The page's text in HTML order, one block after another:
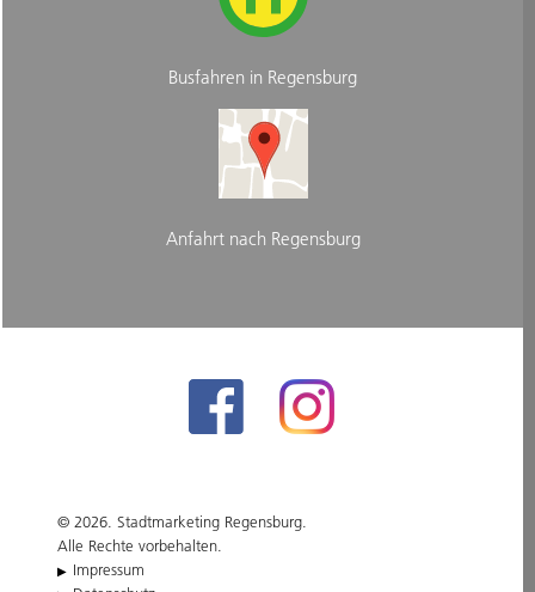
Busfahren in Regensburg
Anfahrt nach Regensburg
© 2026. Stadtmarketing Regensburg.
Alle Rechte vorbehalten.
Impressum